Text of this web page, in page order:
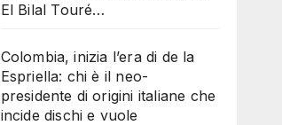
El Bilal Touré…
Colombia, inizia l’era di de la
Espriella: chi è il neo-
presidente di origini italiane che
incide dischi e vuole